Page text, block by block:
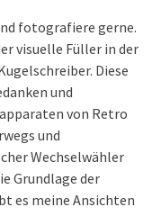
fotografiere gerne.
visuelle Füller in der
Diese
und
von Retro
und
Wechselwähler
Grundlage der
es meine Ansichten